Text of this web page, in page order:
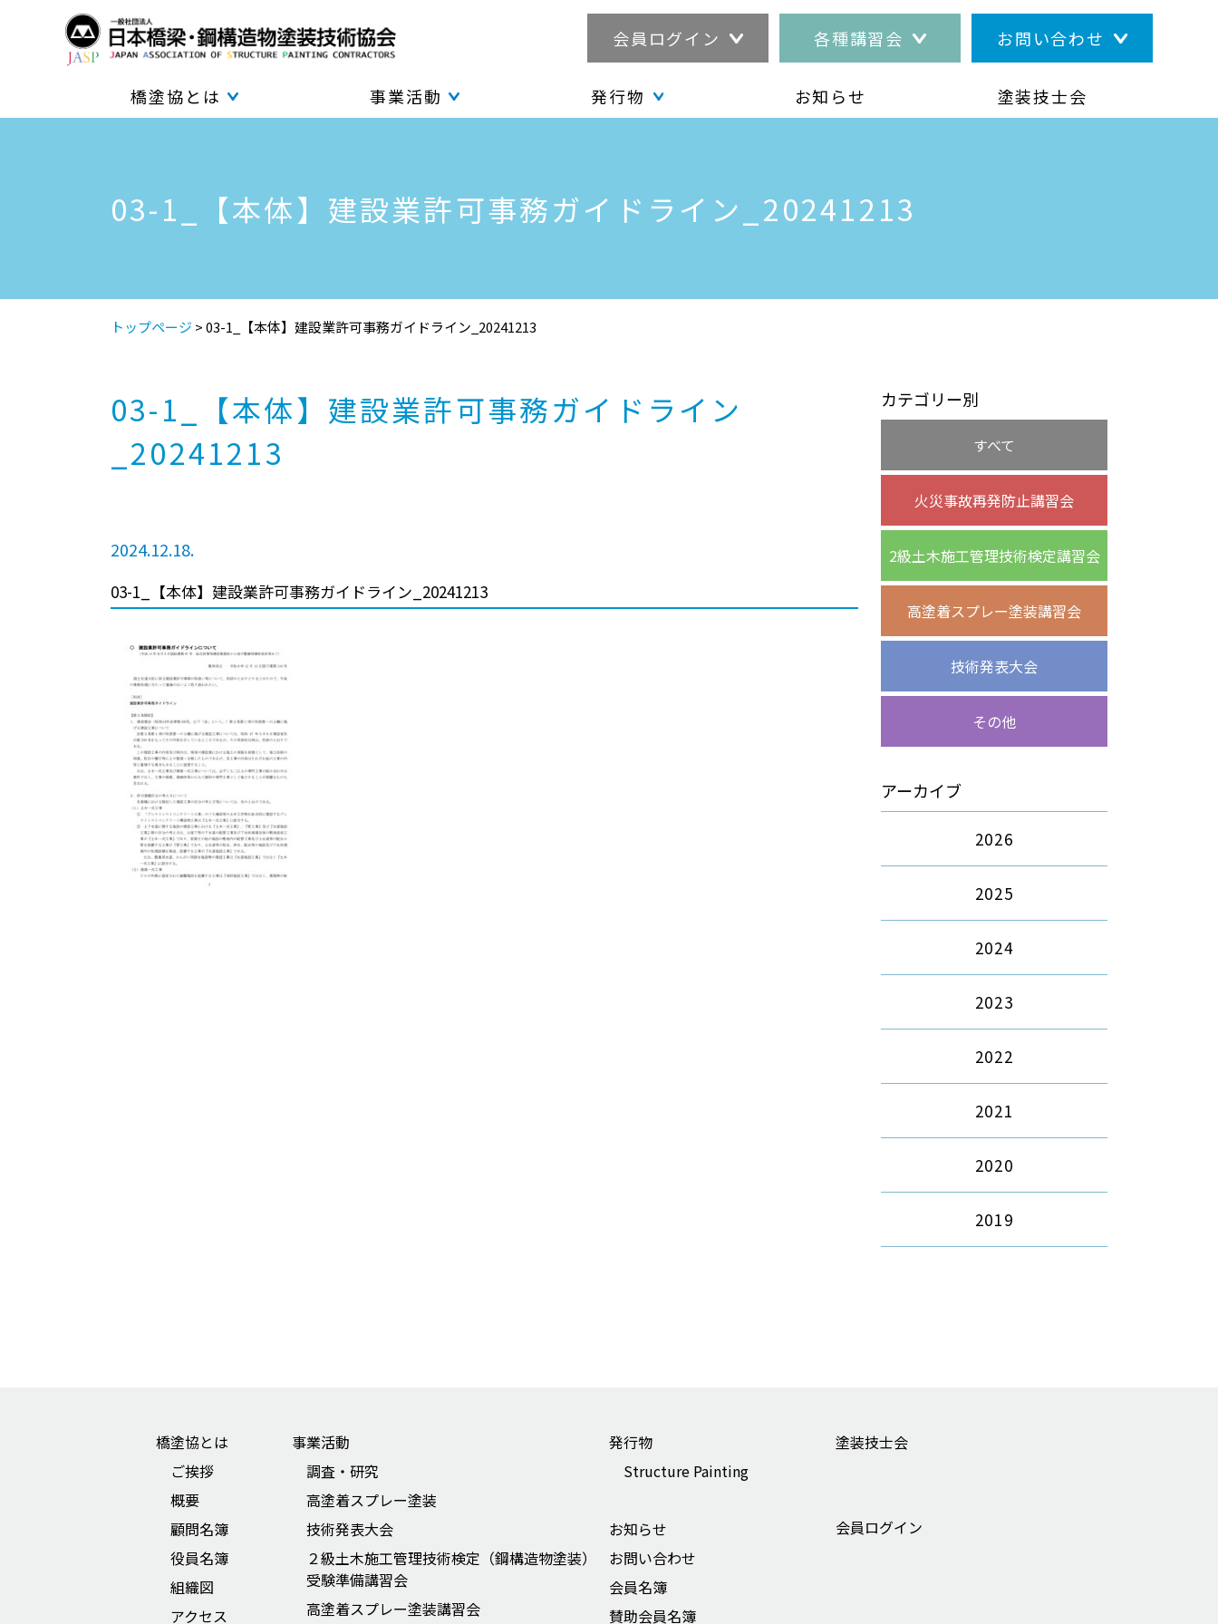
会員ログイン 各種講習会 お問い合わせ
橋塗協とは 事業活動 発行物 お知らせ 塗装技士会
03-1_【本体】建設業許可事務ガイドライン_20241213
トップページ >03-1_【本体】建設業許可事務ガイドライン_20241213
03-1_【本体】建設業許可事務ガイドライン
_20241213
2024.12.18.
03-1_【本体】建設業許可事務ガイドライン_20241213
カテゴリー別
すべて
火災事故再発防止講習会
2級土木施工管理技術検定講習会
高塗着スプレー塗装講習会
技術発表大会
その他
アーカイブ
2026
2025
2024
2023
2022
2021
2020
2019
橋塗協とは
ご挨拶
概要
顧問名簿
役員名簿
組織図
アクセス
事業活動
調査・研究
高塗着スプレー塗装
技術発表大会
２級土木施工管理技術検定（鋼構造物塗装）
受験準備講習会
高塗着スプレー塗装講習会
発行物
Structure Painting
お知らせ
お問い合わせ
会員名簿
賛助会員名簿
塗装技士会
会員ログイン